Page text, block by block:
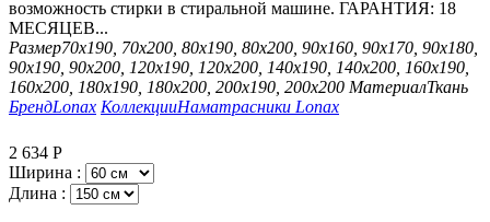
возможность стирки в стиральной машине. ГАРАНТИЯ: 18
МЕСЯЦЕВ...
Размер70х190, 70х200, 80х190, 80х200, 90х160, 90х170, 90х180,
90х190, 90х200, 120х190, 120х200, 140х190, 140х200, 160х190,
160х200, 180х190, 180х200, 200х190, 200х200 МатериалТкань
БрендLonax КоллекцииНаматрасники Lonax
2 634 Р
Ширина :
Длина :